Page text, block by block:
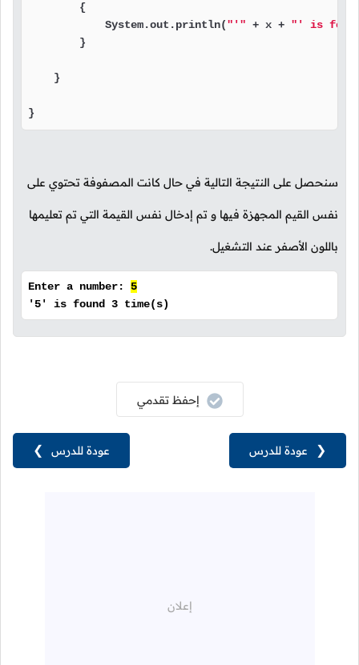
        {
            System.out.println(
"'" + x + "' is
        }
    }
}
سنحصل على النتيجة التالية في حال كانت المصفوفة تحتوي على
نفس القيم المجهزة فيها و تم إدخال نفس القيمة التي تم تعليمها
باللون الأصفر عند التشغيل.
Enter a number: 5
'5' is found 3 time(s)
عودة للدرس ❯
إحفظ تقدمي
❮ عودة للدرس